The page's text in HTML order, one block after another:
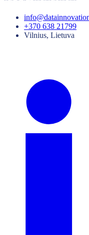
+370 638 21799
Vilnius, Lietuva